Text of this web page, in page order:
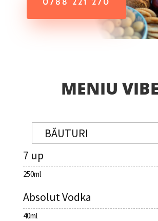
MENIU
7 up
250ml
Absolut Vodka
40ml